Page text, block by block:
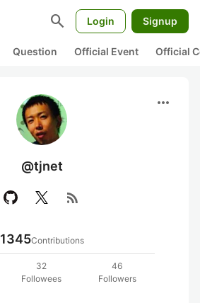
search Login Signup
Question Official Event Official
more_horiz
@tjnet
rss_feed
1345Contributions
32
Followees
46
Followers